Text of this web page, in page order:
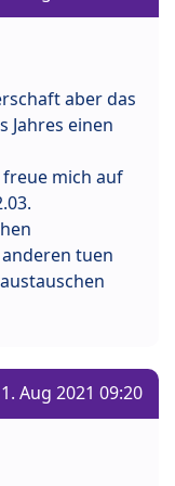
aber das
Jahres einen
mich auf
tuen
Aug 2021 09:20